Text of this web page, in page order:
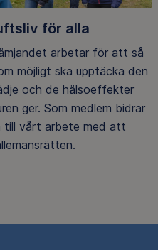
för alla
arbetar för att så
möjligt ska upptäcka den
och de hälsoeffekter
ger. Som medlem bidrar
till vårt arbete med att